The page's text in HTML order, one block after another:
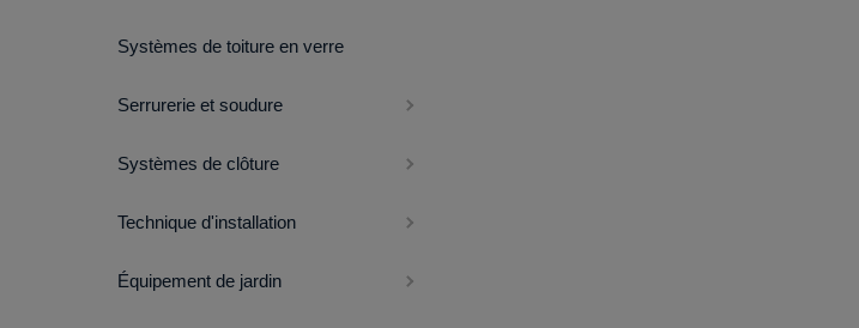
Systèmes de toiture en verre
Serrurerie et soudure
Systèmes de clôture
Technique d'installation
Équipement de jardin